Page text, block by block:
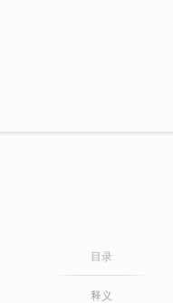
目录
释义